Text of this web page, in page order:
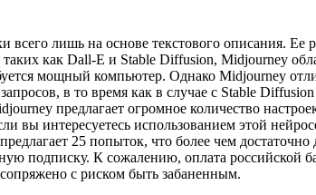
лишь на основе текстового описания. Ее
как Dall-E и Stable Diffusion, Midjourney
мощный компьютер. Однако Midjourney
в то время как в случае с Stable
предлагает огромное количество
вы интересуетесь использованием этой
25 попыток, что более чем достаточно
подписку. К сожалению, оплата российской
с риском быть забаненным.